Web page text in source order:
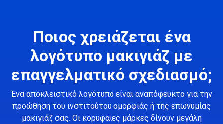
Ποιος χρειάζεται ένα
λογότυπο μακιγιάζ με
επαγγελματικό σχεδιασμό;
Ένα αποκλειστικό λογότυπο είναι αναπόφευκτο για την
προώθηση του ινστιτούτου ομορφιάς ή της επωνυμίας
μακιγιάζ σας. Οι κορυφαίες μάρκες δίνουν μεγάλη